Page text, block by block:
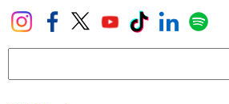
Pular
para
principal